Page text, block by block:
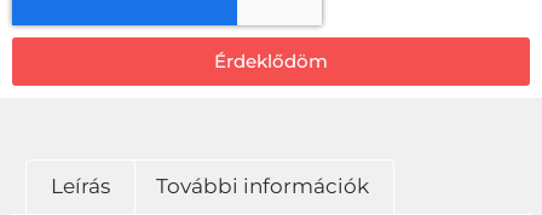
Érdeklődöm
Leírás További információk